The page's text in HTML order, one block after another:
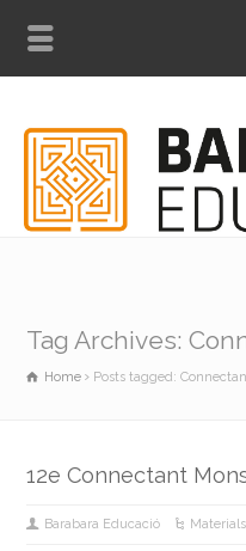
Tag Archives:
Home Posts tagged:
12e Connectant
Barabara Educació